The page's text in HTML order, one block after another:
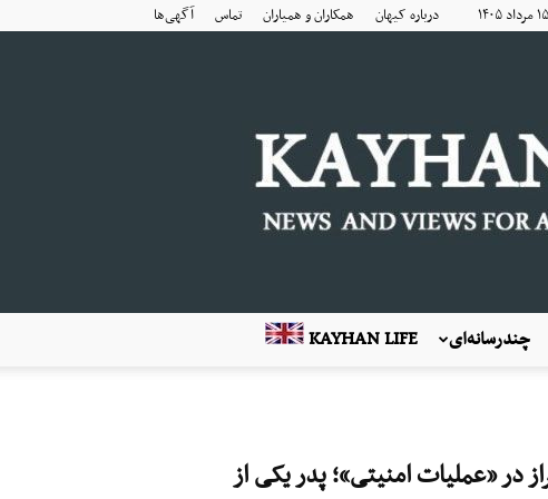
درباره کیهان همکاران و همیاران تماس آگهی‌ها
KAYHAN LIFE چندرسانه‌ای
«عملیات امنیتی»؛ پدر یکی از